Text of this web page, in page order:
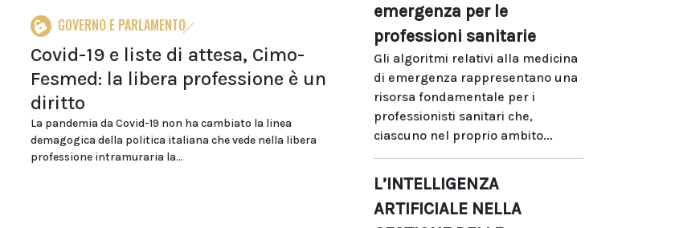
GOVERNO E PARLAMENTO
Covid-19 e liste di attesa, Cimo-
Fesmed: la libera professione è un
diritto
La pandemia da Covid-19 non ha cambiato la linea
demagogica della politica italiana che vede nella libera
professione intramuraria la...
emergenza per le
professioni sanitarie
Gli algoritmi relativi alla medicina
di emergenza rappresentano una
risorsa fondamentale per i
professionisti sanitari che,
ciascuno nel proprio ambito...
L’INTELLIGENZA
ARTIFICIALE NELLA